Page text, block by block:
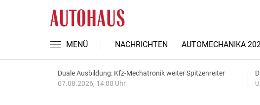
MENÜ NACHRICHTEN AUTOMECHANIKA
Duale Ausbildung: Kfz-Mechatronik weiter Spitzenreiter
07.08.2026, 14:00 Uhr